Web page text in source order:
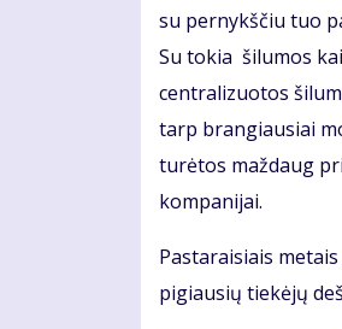
su pernykščiu tuo
Su tokia šilumos
centralizuotos
tarp brangiausiai
turėtos maždaug
kompanijai.
Pastaraisiais
pigiausių tiekėjų